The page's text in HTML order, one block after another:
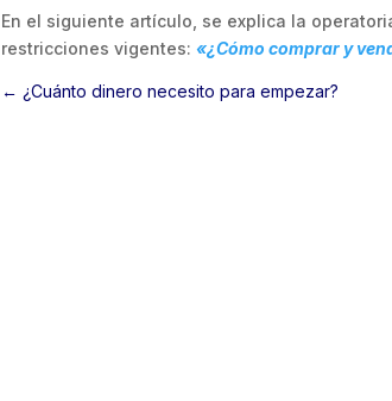
En el siguiente artículo, se explica la
restricciones vigentes: «¿Cómo comprar y
← ¿Cuánto dinero necesito para empezar?